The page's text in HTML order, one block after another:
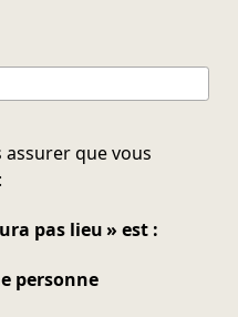
que vous
pas lieu » est :
personne